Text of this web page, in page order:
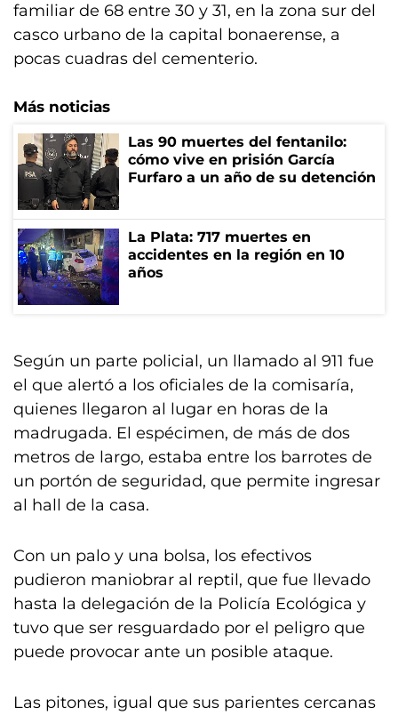
familiar de 68 entre 30 y 31, en la zona sur del
casco urbano de la capital bonaerense, a
pocas cuadras del cementerio.
Más noticias
Las 90 muertes del fentanilo:
cómo vive en prisión García
Furfaro a un año de su detención
La Plata: 717 muertes en
accidentes en la región en 10
años
Según un parte policial, un llamado al 911 fue
el que alertó a los oficiales de la comisaría,
quienes llegaron al lugar en horas de la
madrugada. El espécimen, de más de dos
metros de largo, estaba entre los barrotes de
un portón de seguridad, que permite ingresar
al hall de la casa.
Con un palo y una bolsa, los efectivos
pudieron maniobrar al reptil, que fue llevado
hasta la delegación de la Policía Ecológica y
tuvo que ser resguardado por el peligro que
puede provocar ante un posible ataque.
Las pitones, igual que sus parientes cercanas